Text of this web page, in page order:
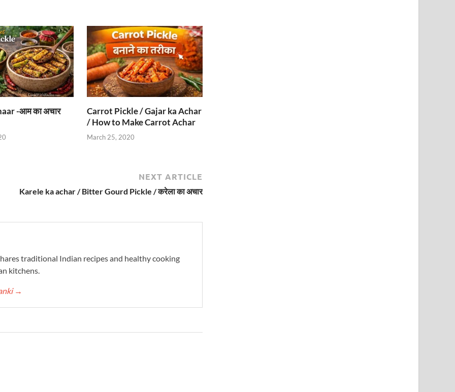
-आम का अचार
Carrot Pickle / Gajar ka Achar
/ How to Make Carrot Achar
March 25, 2020
NEXT ARTICLE
Karele ka achar / Bitter Gourd Pickle / करेला का अचार
traditional Indian recipes and healthy cooking
kitchens.
→